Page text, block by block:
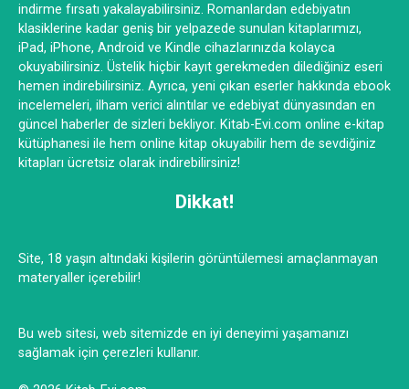
indirme fırsatı yakalayabilirsiniz. Romanlardan edebiyatın
klasiklerine kadar geniş bir yelpazede sunulan kitaplarımızı,
iPad, iPhone, Android ve Kindle cihazlarınızda kolayca
okuyabilirsiniz. Üstelik hiçbir kayıt gerekmeden dilediğiniz eseri
hemen indirebilirsiniz. Ayrıca, yeni çıkan eserler hakkında ebook
incelemeleri, ilham verici alıntılar ve edebiyat dünyasından en
güncel haberler de sizleri bekliyor. Kitab-Evi.com online e-kitap
kütüphanesi ile hem online kitap okuyabilir hem de sevdiğiniz
kitapları ücretsiz olarak indirebilirsiniz!
Dikkat!
Site, 18 yaşın altındaki kişilerin görüntülemesi amaçlanmayan
materyaller içerebilir!
Bu web sitesi, web sitemizde en iyi deneyimi yaşamanızı
sağlamak için çerezleri kullanır.